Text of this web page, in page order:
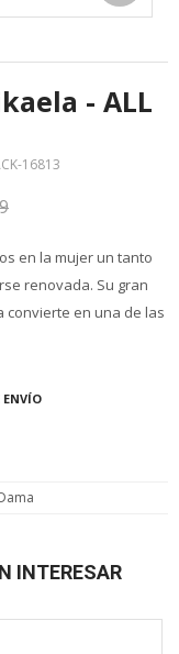
- ALL
16813
en la mujer un tanto
renovada. Su gran
convierte en una de las
ENVÍO
INTERESAR